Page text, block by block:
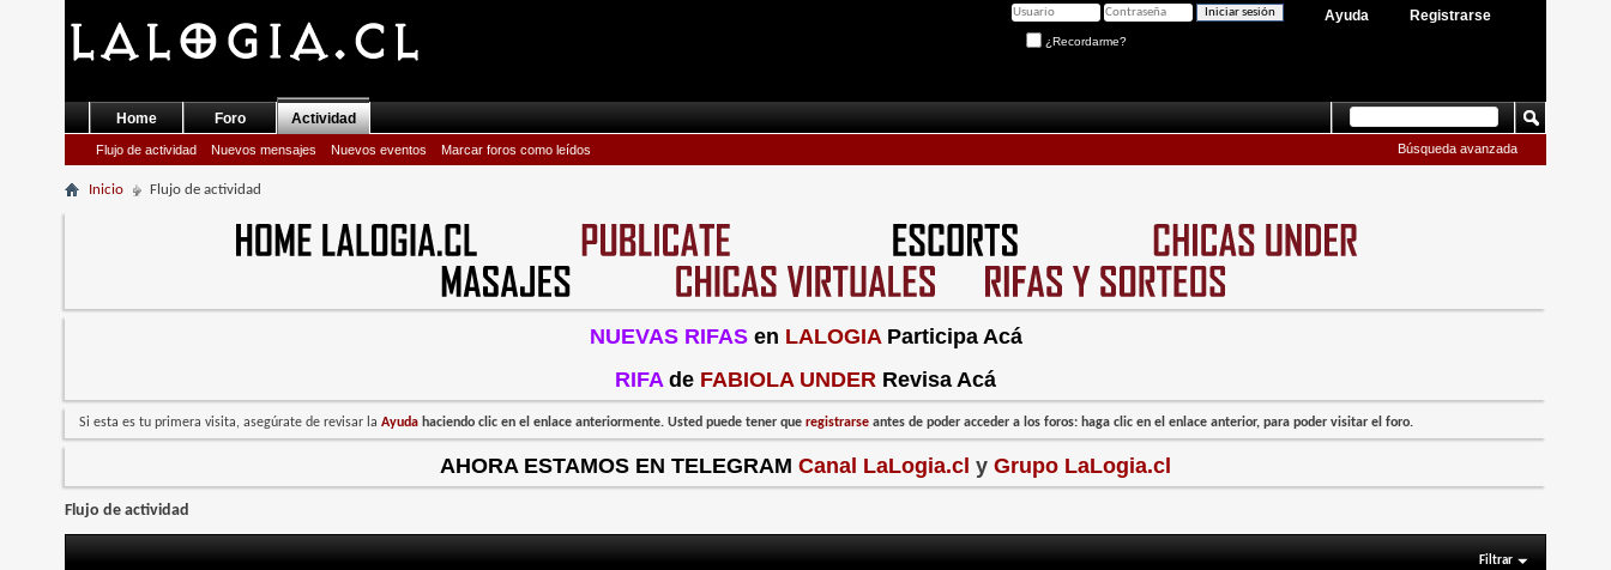
Registrarse
Ayuda
¿Recordarme?
Home Foro Actividad
Flujo de actividad Nuevos mensajes Nuevos eventos Marcar foros como leídos Búsqueda avanzada
Inicio Flujo de actividad
NUEVAS RIFAS en LALOGIA Participa Acá
RIFA de FABIOLA UNDER Revisa Acá
Si esta es tu primera visita, asegúrate de revisar la Ayuda haciendo clic en el enlace anteriormente. Usted puede tener que registrarse antes de poder acceder a los foros: haga clic en el enlace anterior, para poder visitar el foro.
AHORA ESTAMOS EN TELEGRAM Canal LaLogia.cl y Grupo LaLogia.cl
Flujo de actividad
Filtrar